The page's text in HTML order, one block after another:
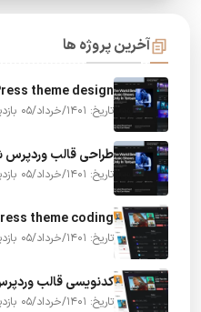
آخرین پروژه ها
theme design
تاریخ: 1401/خرداد/05
طراحی قالب وردپرس
تاریخ: 1401/خرداد/05
theme coding
تاریخ: 1401/خرداد/05
کدنویسی قالب
تاریخ: 1401/خرداد/05